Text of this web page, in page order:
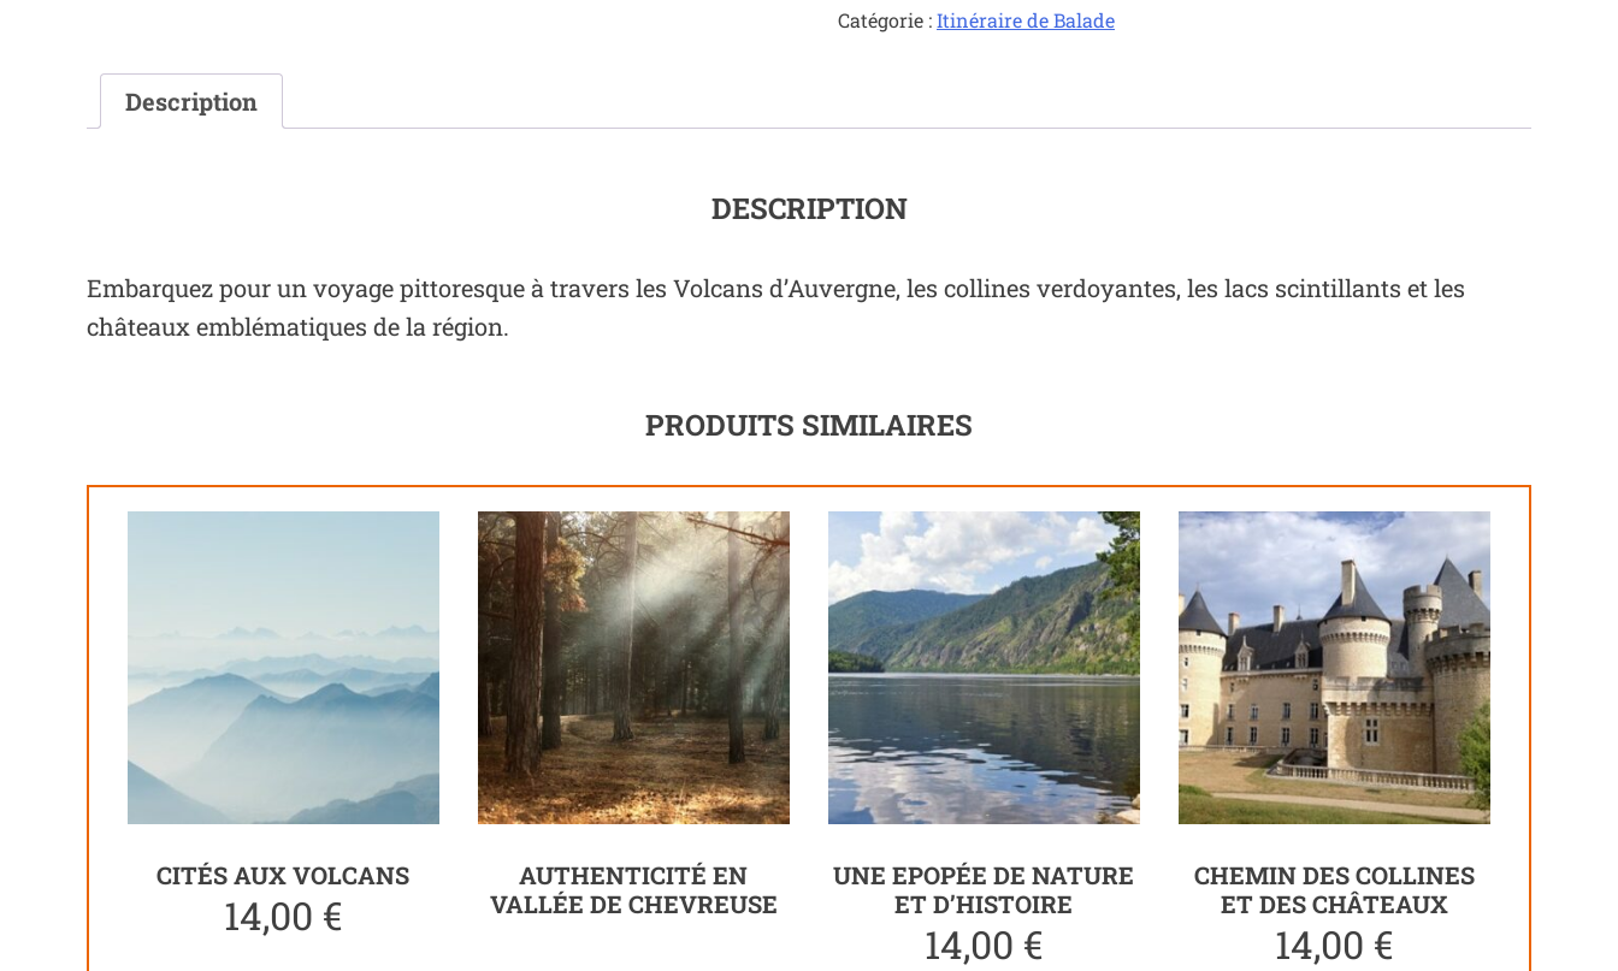
Traversée
Catégorie :Itinéraire de Balade
Description
DESCRIPTION
Embarquez pour un voyage pittoresque à travers les Volcans d’Auvergne, les collines verdoyantes, les lacs scintillants et les
châteaux emblématiques de la région.
PRODUITS SIMILAIRES
CITÉS AUX VOLCANS
14,00 €
AUTHENTICITÉ EN
VALLÉE DE CHEVREUSE
UNE EPOPÉE DE NATURE
ET D’HISTOIRE
14,00 €
CHEMIN DES COLLINES
ET DES CHÂTEAUX
14,00 €